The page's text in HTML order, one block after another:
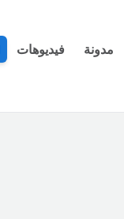
مدونة فيديوهات